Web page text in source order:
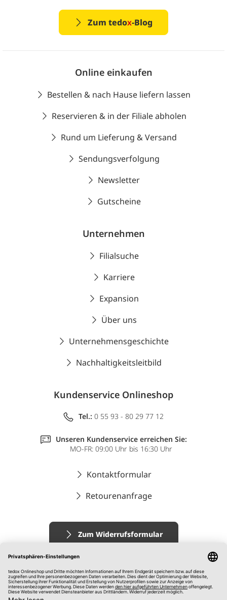
Zum tedox-Blog
Online einkaufen
Bestellen & nach Hause liefern lassen
Reservieren & in der Filiale abholen
Rund um Lieferung & Versand
Sendungsverfolgung
Newsletter
Gutscheine
Unternehmen
Filialsuche
Karriere
Expansion
Über uns
Unternehmensgeschichte
Nachhaltigkeitsleitbild
Kundenservice Onlineshop
Tel.: 0 55 93 - 80 29 77 12
Unseren Kundenservice erreichen Sie:
MO-FR: 09:00 Uhr bis 16:30 Uhr
Kontaktformular
Retourenanfrage
Zum Widerrufsformular
Impressum
AGB